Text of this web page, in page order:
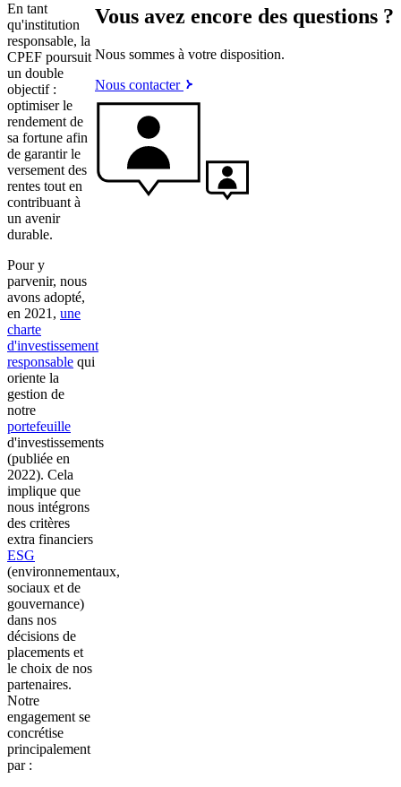
En tant
qu'institution
responsable, la
CPEF poursuit
un double
objectif :
optimiser le
rendement de
sa fortune afin
de garantir le
versement des
rentes tout en
contribuant à
un avenir
durable.
Pour y
parvenir, nous
avons adopté,
en 2021, une
charte
d'investissement
responsable qui
oriente la
gestion de
notre
portefeuille
d'investissements
(publiée en
2022). Cela
implique que
nous intégrons
des critères
extra financiers
ESG
(environnementaux,
sociaux et de
gouvernance)
dans nos
décisions de
placements et
le choix de nos
partenaires.
Notre
engagement se
concrétise
principalement
par :
Vous avez encore des questions ?
Nous sommes à votre disposition.
Nous contacter